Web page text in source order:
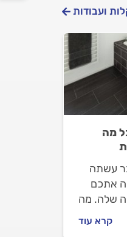
ועבודות
מה
עשתה
אתכם
שלה. מה
מולו
קרא עוד